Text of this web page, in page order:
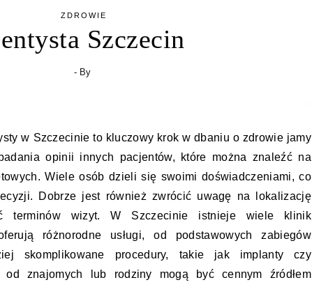
ZDROWIE
Szczecin
- By
w Szczecinie to kluczowy krok w dbaniu o zdrowie jamy
opinii innych pacjentów, które można znaleźć na
Wiele osób dzieli się swoimi doświadczeniami, co
Dobrze jest również zwrócić uwagę na lokalizację
terminów wizyt. W Szczecinie istnieje wiele klinik
różnorodne usługi, od podstawowych zabiegów
skomplikowane procedury, takie jak implanty czy
od znajomych lub rodziny mogą być cennym źródłem